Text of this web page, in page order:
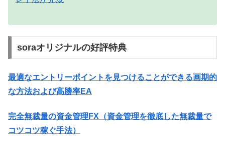
soraオリジナルの好評特典
最適なエントリーポイントを見つけることができる画期的
な方法および高勝率EA
完全無裁量の資金管理FX（資金管理を徹底した無裁量で
コツコツ稼ぐ手法）